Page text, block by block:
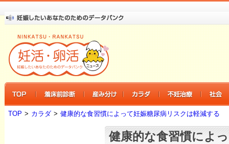
TOP > カラダ > 健康的な食習慣によって妊娠糖尿病リスクは軽減する
健康的な食習慣によ